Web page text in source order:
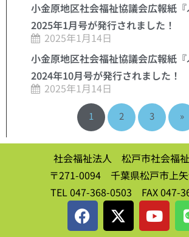
小金原地区社会福祉協議会広報紙『
2025年1月号が発行されました！
2025年1月14日
小金原地区社会福祉協議会広報紙『
2024年10月号が発行されました！
2025年1月14日
1 2 3 »
社会福祉法人 松戸市社会福
〒271-0094 千葉県松戸市上
TEL 047-368-0503 FAX 047-